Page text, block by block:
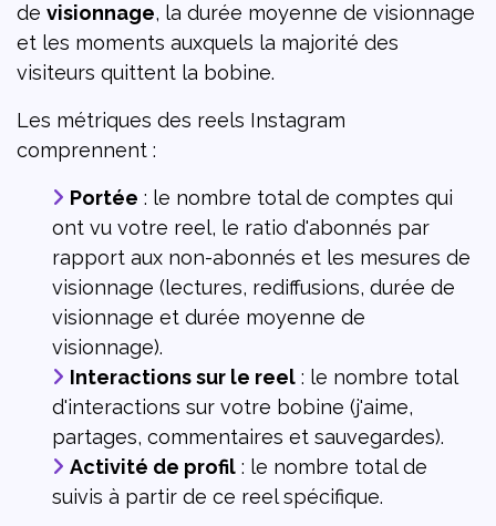
de visionnage, la durée moyenne de visionnage
et les moments auxquels la majorité des
visiteurs quittent la bobine.
Les métriques des reels Instagram
comprennent :
Portée : le nombre total de comptes qui
ont vu votre reel, le ratio d'abonnés par
rapport aux non-abonnés et les mesures de
visionnage (lectures, rediffusions, durée de
visionnage et durée moyenne de
visionnage).
Interactions sur le reel : le nombre total
d'interactions sur votre bobine (j'aime,
partages, commentaires et sauvegardes).
Activité de profil : le nombre total de
suivis à partir de ce reel spécifique.